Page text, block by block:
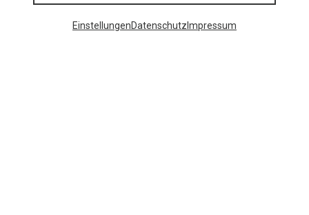
EinstellungenDatenschutz Impressum